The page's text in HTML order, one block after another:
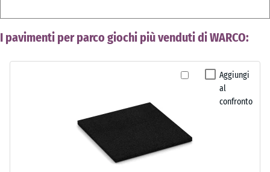
I pavimenti per parco giochi più venduti di WARCO:
Aggiungi
al
confronto